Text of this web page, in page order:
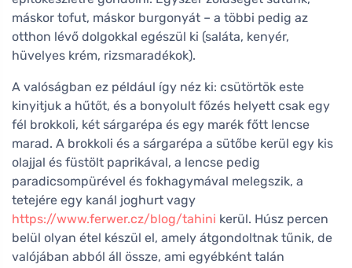
máskor tofut, máskor burgonyát – a többi pedig az
otthon lévő dolgokkal egészül ki (saláta, kenyér,
hüvelyes krém, rizsmaradékok).
A valóságban ez például így néz ki: csütörtök este
kinyitjuk a hűtőt, és a bonyolult főzés helyett csak egy
fél brokkoli, két sárgarépa és egy marék főtt lencse
marad. A brokkoli és a sárgarépa a sütőbe kerül egy kis
olajjal és füstölt paprikával, a lencse pedig
paradicsompürével és fokhagymával melegszik, a
tetejére egy kanál joghurt vagy
https://www.ferwer.cz/blog/tahini kerül. Húsz percen
belül olyan étel készül el, amely átgondoltnak tűnik, de
valójában abból áll össze, ami egyébként talán